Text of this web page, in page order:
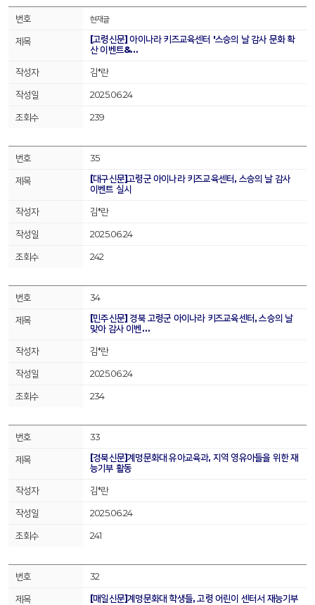
현재글
[고령신문] 아이나라 키즈교육센터 '스승의 날 감사 문화 확
산 이벤트&…
김*란
2025.06.24
239
35
[대구신문]고령군 아이나라 키즈교육센터, 스승의 날 감사
이벤트 실시
김*란
2025.06.24
242
34
[민주신문] 경북 고령군 아이나라 키즈교육센터, 스승의 날
맞아 감사 이벤…
김*란
2025.06.24
234
33
[경북신문]계명문화대 유아교육과, 지역 영유아들을 위한 재
능기부 활동
김*란
2025.06.24
241
32
[매일신문]계명문화대 학생들, 고령 어린이 센터서 재능기부